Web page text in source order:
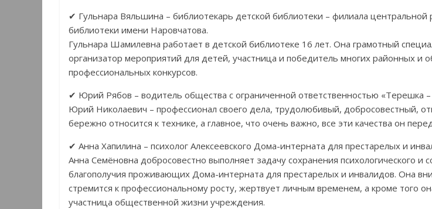
✔ Гульнара Вяльшина – библиотекарь детской библиотеки – филиала центральной
библиотеки имени Наровчатова.
Гульнара Шамилевна работает в детской библиотеке 16 лет. Она грамотный
организатор мероприятий для детей, участница и победитель многих районных и
профессиональных конкурсов.
✔ Юрий Рябов – водитель общества с ограниченной ответственностью «Терешка –
Юрий Николаевич – профессионал своего дела, трудолюбивый, добросовестный,
бережно относится к технике, а главное, что очень важно, все эти качества он
✔ Анна Хапилина – психолог Алексеевского Дома-интерната для престарелых и
Анна Семёновна добросовестно выполняет задачу сохранения психологического и
благополучия проживающих Дома-интерната для престарелых и инвалидов. Она
стремится к профессиональному росту, жертвует личным временем, а кроме того
участница общественной жизни учреждения.